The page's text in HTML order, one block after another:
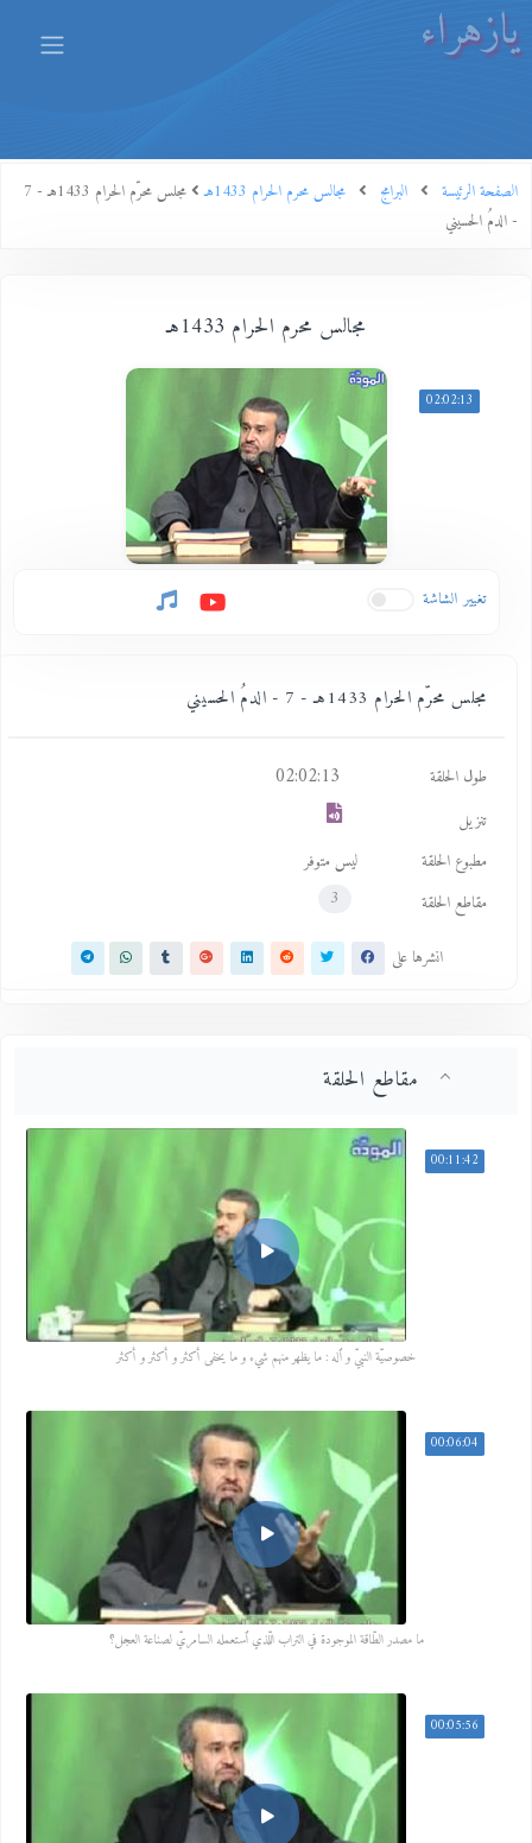
يازهراء
الصفحة الرئيسة البرامج مجالس محرم الحرام 1433هـ
مجلس محرّم الحرام 1433هـ - 7
- الدمُ الحسيني
مجالس محرم الحرام 1433هـ
02:02:13
تغيير الشاشة
مجلس محرّم الحرام 1433هـ - 7 - الدمُ الحسيني
طول الحلقة 02:02:13
تنزيل
مطبوع الحلقة
ليس متوفر
مقاطع الحلقة
انشرها على
مقاطع الحلقة
00:11:42
خصوصيّة النبيّ و ٱله : ما يظهر منهم شيء و ما يخفى أكثر و أكثر و أكثر
00:06:04
ما مصدر الطّاقة الموجودة في التراب اللّذي ٱستعمله السامريّ لصناعة العجل؟
00:05:56